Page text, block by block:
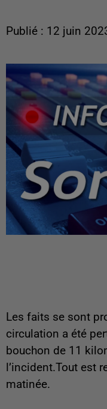
Publié : 12 juin
Les faits se sont
circulation a été
bouchon de 11
l’incident.Tout est
matinée.